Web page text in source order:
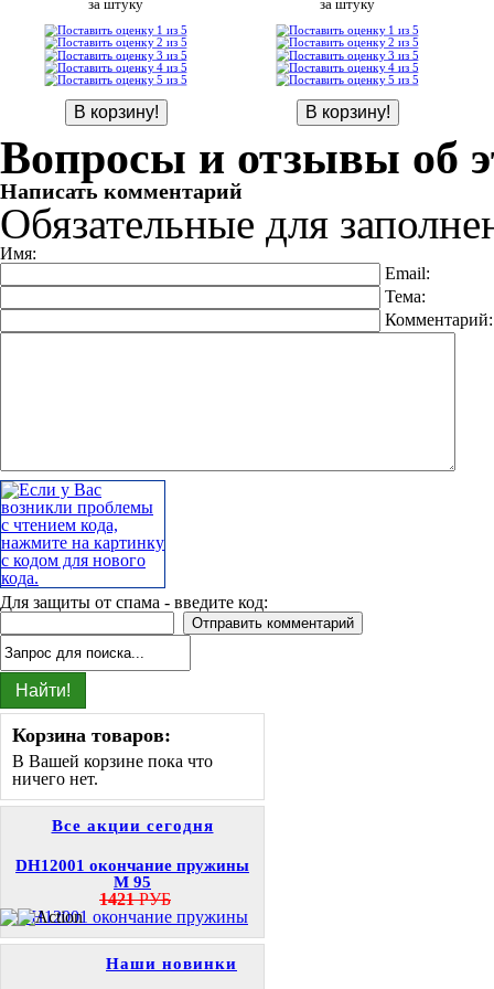
за штуку за штуку
Вопросы и отзывы об
Написать комментарий
Обязательные для
Имя:
Email:
Тема:
Для защиты от спама - введите код:
Корзина товаров:
В Вашей корзине пока что
ничего нет.
Все акции сегодня
DH12001 окончание пружины
M 95
1421РУБ
Наши новинки